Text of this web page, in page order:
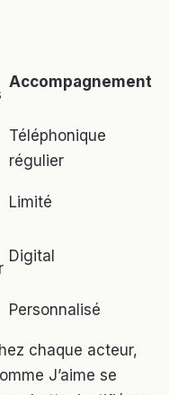
Accompagnement
Téléphonique
régulier
Limité
Digital
Personnalisé
chaque acteur,
J’aime se